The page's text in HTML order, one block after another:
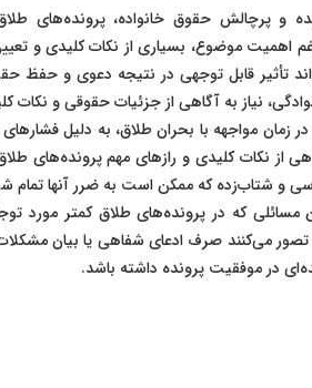
و پرچالش حقوق خانواده، پرونده‌های
اهمیت موضوع، بسیاری از نکات کلیدی و
تأثیر قابل توجهی در نتیجه دعوی و حفظ
نیاز به آگاهی از جزئیات حقوقی و
در زمان مواجهه با بحران طلاق، به دلیل
از نکات کلیدی و رازهای مهم پرونده‌های
و شتاب‌زده که ممکن است به ضرر آنها تمام
مسائلی که در پرونده‌های طلاق کمتر
تصور می‌کنند صرف ادعای شفاهی یا بیان
در موفقیت پرونده داشته باشد.